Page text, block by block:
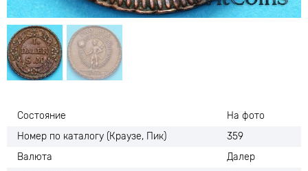
Состояние
На фото
Номер по каталогу (Краузе, Пик)
359
Валюта
Далер